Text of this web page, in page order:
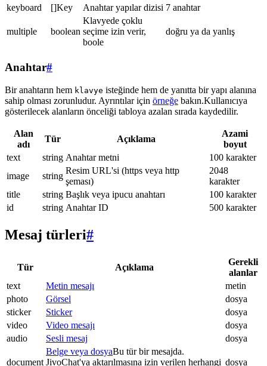
keyboard []Key Anahtar yapılar dizisi 7 anahtar
multiple boolean
Klavyede çoklu
seçime izin verir,
boole
doğru ya da yanlış
Anahtar#
Bir anahtarın hem klavye isteğinde hem de yanıtta bir yapı alanına
sahip olması zorunludur. Ayrıntılar için örneğe bakın.Kullanıcıya
gösterilecek alanların önceliği tabloya azalan sırada kaydedilir.
Alan
adı
Tür Açıklama
Azami
boyut
text
string Anahtar metni
100 karakter
image
string
Resim URL'si (https veya http
şeması)
2048
karakter
title
string Başlık veya ipucu anahtarı
100 karakter
id
string Anahtar ID 500 karakter
Mesaj türleri#
Tür Açıklama
Gerekli
alanlar
text
Metin mesajı
metin
photo
Görsel
dosya
sticker
Sticker
dosya
video
Video mesajı
dosya
audio
Sesli mesaj dosya
document
Belge veya dosyaBu tür bir mesajda.
JivoChat'ya aktarılmasına izin verilen herhangi dosya